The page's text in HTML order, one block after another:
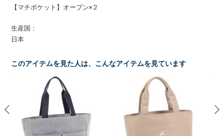
【マチポケット】オープン×２
生産国：
日本
このアイテムを見た人は、こんなアイテムを見ています